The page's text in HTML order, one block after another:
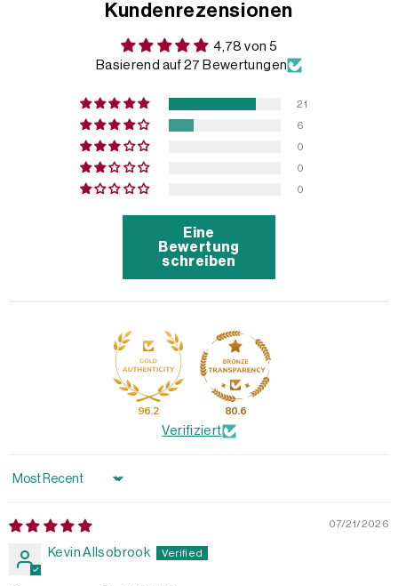
Kundenrezensionen
4,78 von 5
Basierend auf 27 Bewertungen
21
6
0
0
0
Eine
Bewertung
schreiben
96.2 80.6
Verifiziert
Sort by
07/21/2026
Kevin Allsobrook